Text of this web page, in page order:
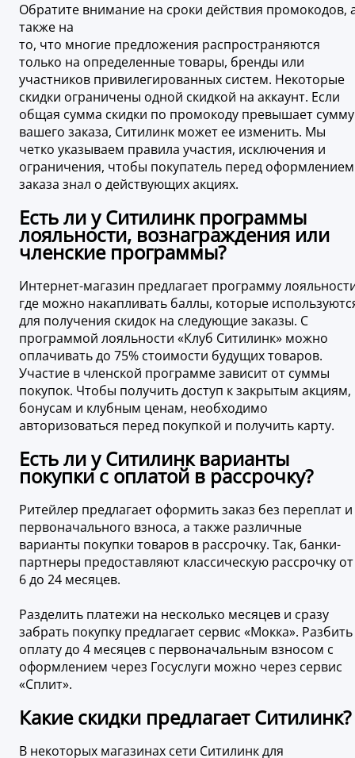
Обратите внимание на сроки действия промокодов,
также на
то, что многие предложения распространяются
только на определенные товары, бренды или
участников привилегированных систем. Некоторые
скидки ограничены одной скидкой на аккаунт. Если
общая сумма скидки по промокоду превышает сумму
вашего заказа, Ситилинк может ее изменить. Мы
четко указываем правила участия, исключения и
ограничения, чтобы покупатель перед оформлением
заказа знал о действующих акциях.
Есть ли у Ситилинк программы
лояльности, вознаграждения или
членские программы?
Интернет-магазин предлагает программу
где можно накапливать баллы, которые
для получения скидок на следующие заказы. С
программой лояльности «Клуб Ситилинк» можно
оплачивать до 75% стоимости будущих товаров.
Участие в членской программе зависит от суммы
покупок. Чтобы получить доступ к закрытым акциям,
бонусам и клубным ценам, необходимо
авторизоваться перед покупкой и получить карту.
Есть ли у Ситилинк варианты
покупки с оплатой в рассрочку?
Ритейлер предлагает оформить заказ без переплат и
первоначального взноса, а также различные
варианты покупки товаров в рассрочку. Так, банки-
партнеры предоставляют классическую рассрочку от
6 до 24 месяцев.
Разделить платежи на несколько месяцев и сразу
забрать покупку предлагает сервис «Мокка». Разбить
оплату до 4 месяцев с первоначальным взносом с
оформлением через Госуслуги можно через сервис
«Сплит».
Какие скидки предлагает Ситилинк?
В некоторых магазинах сети Ситилинк для